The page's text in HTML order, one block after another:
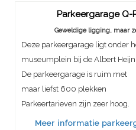
Parkeergarage Q-
Geweldige ligging, maar
Deze parkeergarage ligt onder
museumplein bij de Albert Heijn.
De parkeergarage is ruim met
maar liefst 600 plekken
Parkeertarieven zijn zeer hoog.
Meer informatie